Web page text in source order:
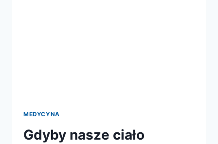
MEDYCYNA
Gdyby nasze ciało